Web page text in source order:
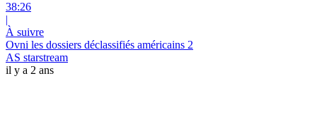
38:26
|
À suivre
Ovni les dossiers déclassifiés américains 2
AS starstream
il y a 2 ans